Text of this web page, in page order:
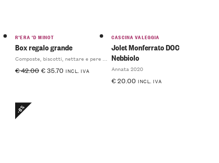
R'ERA 'D MINOT
Box regalo grande
Composte, biscotti, nettare e pere sciroppate
€42.00 €35.70 INCL. IVA
CASCINA VALEGGIA
Jolet Monferrato DOC
Nebbiolo
Annata 2020
€20.00 INCL. IVA
-6%